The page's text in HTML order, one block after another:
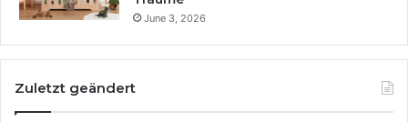
June 3, 2026
Zuletzt geändert